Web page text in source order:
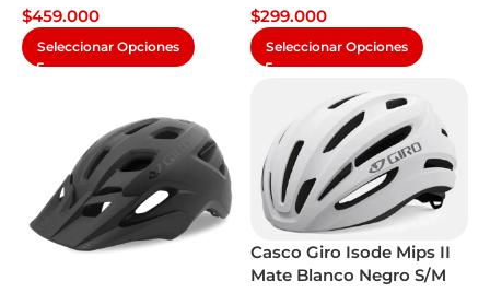
$459.000
Seleccionar Opciones
$299.000
Seleccionar Opciones
Casco Giro Isode Mips II
Mate Blanco Negro S/M